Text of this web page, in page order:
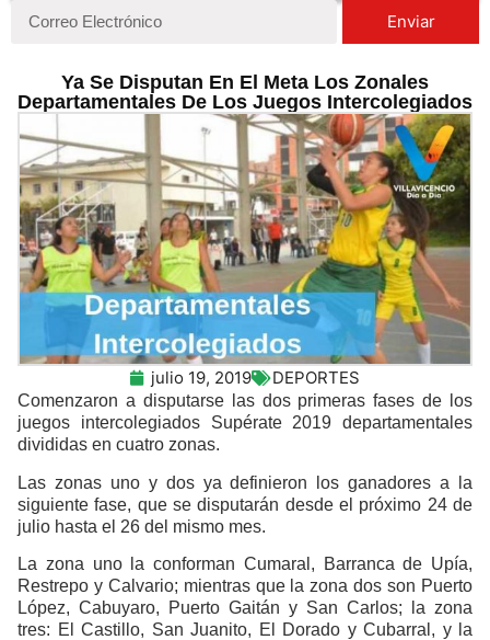
Enviar
Ya Se Disputan En El Meta Los Zonales
Departamentales De Los Juegos Intercolegiados
julio 19, 2019 DEPORTES
Comenzaron a disputarse las dos primeras fases de los
juegos intercolegiados Supérate 2019 departamentales
divididas en cuatro zonas.
Las zonas uno y dos ya definieron los ganadores a la
siguiente fase, que se disputarán desde el próximo 24 de
julio hasta el 26 del mismo mes.
La zona uno la conforman Cumaral, Barranca de Upía,
Restrepo y Calvario; mientras que la zona dos son Puerto
López, Cabuyaro, Puerto Gaitán y San Carlos; la zona
tres: El Castillo, San Juanito, El Dorado y Cubarral, y la